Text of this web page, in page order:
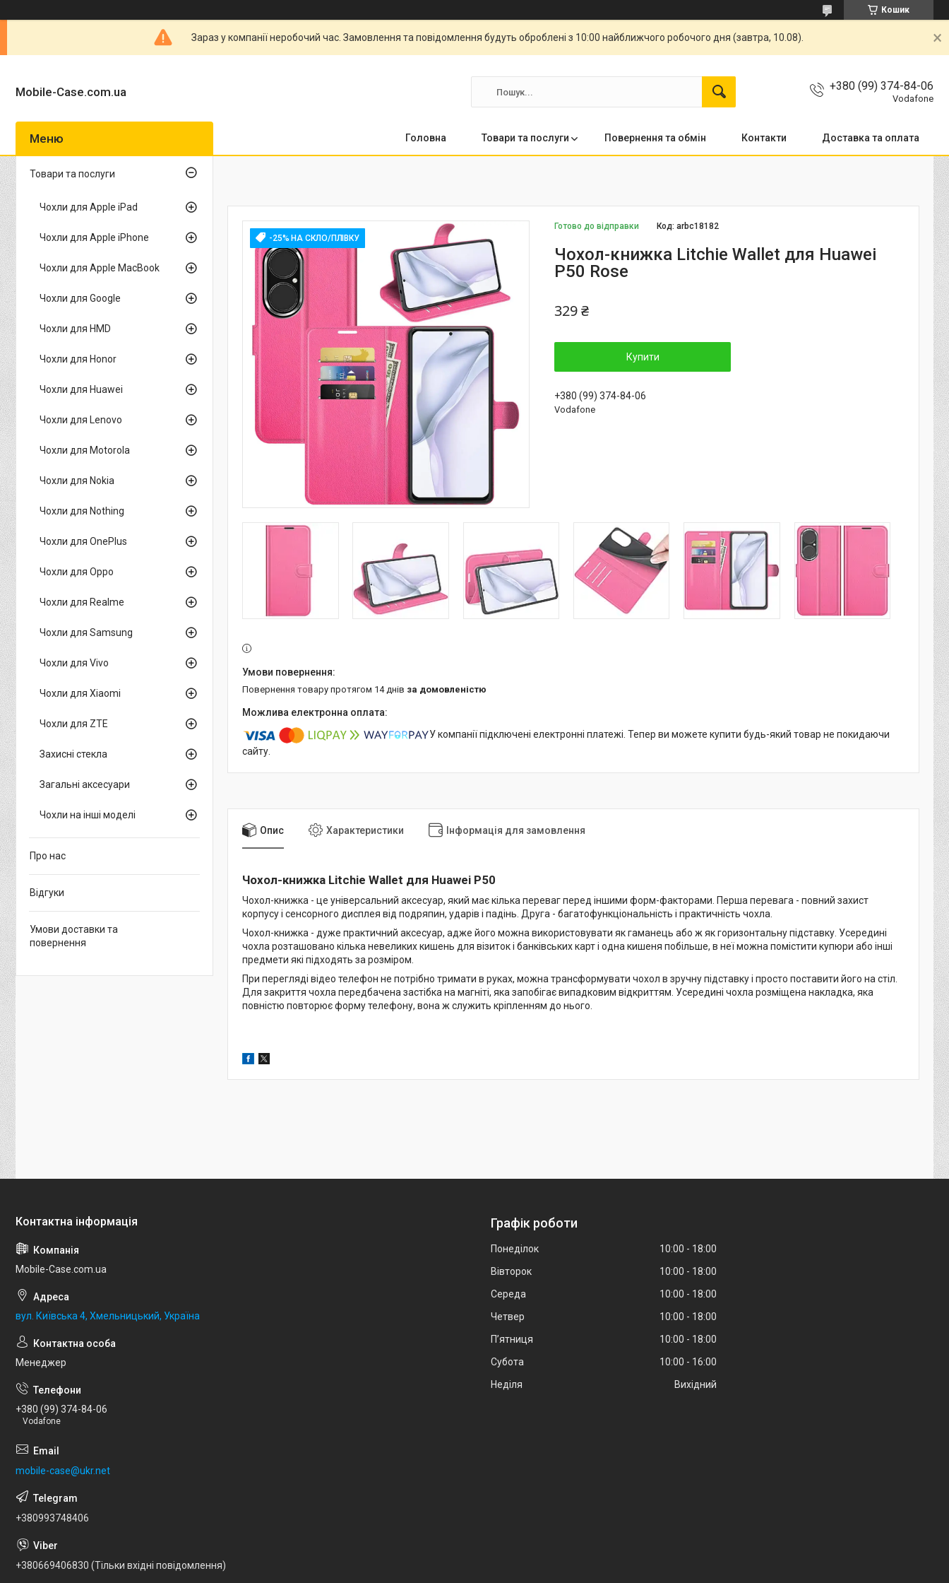
Кошик
Зараз у компанії неробочий час. Замовлення та повідомлення будуть оброблені з 10:00 найближчого робочого дня (завтра, 10.08).
Mobile-Case.com.ua +380 (99) 374-84-06
Vodafone
Головна Товари та послуги Повернення та обмін Контакти Доставка та оплата
-25% НА СКЛО/ПЛІВКУ
Готово до відправки Код:arbc18182
Чохол-книжка Litchie Wallet для Huawei
P50 Rose
329 ₴
Купити
+380 (99) 374-84-06
Vodafone
повернення товару протягом 14 днів за домовленістю
У компанії підключені електронні платежі. Тепер ви можете купити будь-який товар не покидаючи
сайту.
Опис Характеристики Інформація для замовлення
Чохол-книжка Litchie Wallet для Huawei P50
Чохол-книжка - це універсальний аксесуар, який має кілька переваг перед іншими форм-факторами. Перша перевага - повний захист
корпусу і сенсорного дисплея від подряпин, ударів і падінь. Друга - багатофункціональність і практичність чохла.
Чохол-книжка - дуже практичний аксесуар, адже його можна використовувати як гаманець або ж як горизонтальну підставку. Усередині
чохла розташовано кілька невеликих кишень для візиток і банківських карт і одна кишеня побільше, в неї можна помістити купюри або інші
предмети які підходять за розміром.
При перегляді відео телефон не потрібно тримати в руках, можна трансформувати чохол в зручну підставку і просто поставити його на стіл.
Для закриття чохла передбачена застібка на магніті, яка запобігає випадковим відкриттям. Усередині чохла розміщена накладка, яка
повністю повторює форму телефону, вона ж служить кріпленням до нього.
Товари та послуги
Чохли для Apple iPad
Чохли для Apple iPhone
Чохли для Apple MacBook
Чохли для Google
Чохли для HMD
Чохли для Honor
Чохли для Huawei
Чохли для Lenovo
Чохли для Motorola
Чохли для Nokia
Чохли для Nothing
Чохли для OnePlus
Чохли для Oppo
Чохли для Realme
Чохли для Samsung
Чохли для Vivo
Чохли для Xiaomi
Чохли для ZTE
Захисні стекла
Загальні аксесуари
Чохли на інші моделі
Про нас
Відгуки
Умови доставки та
повернення
Mobile-Case.com.ua
вул. Київська 4, Хмельницький, Україна
Менеджер
+380 (99) 374-84-06
Vodafone
mobile-case@ukr.net
+380993748406
+380669406830 (Тільки вхідні повідомлення)
Графік роботи
Понеділок 10:00
18:00
Вівторок
10:00
18:00
Середа
10:00
18:00
Четвер
10:00
18:00
Пʼятниця
10:00
18:00
Субота
10:00
16:00
Неділя
Вихідний